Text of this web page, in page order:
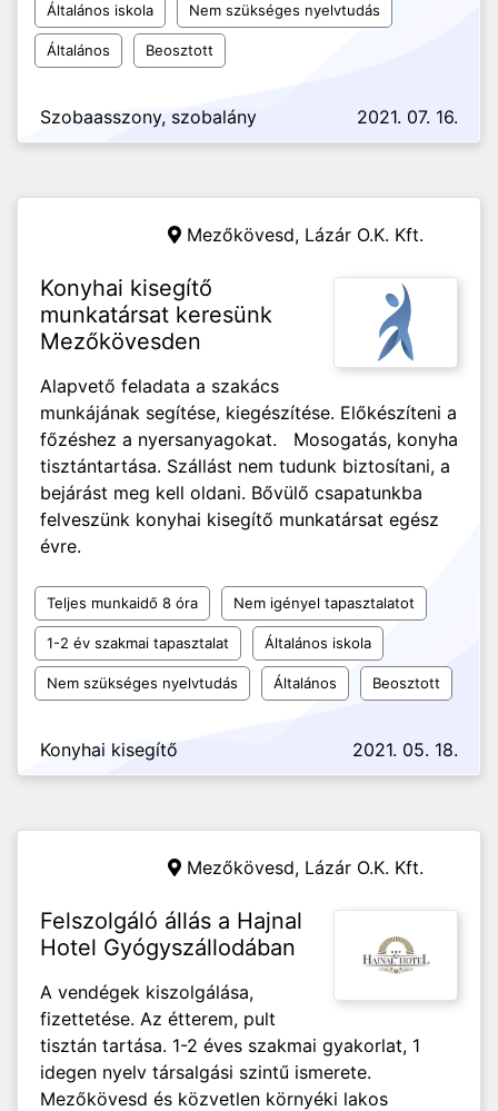
Általános iskola Nem szükséges nyelvtudás
Általános Beosztott
Szobaasszony, szobalány 2021. 07. 16.
Mezőkövesd, Lázár O.K. Kft.
Konyhai kisegítő
munkatársat keresünk
Mezőkövesden
Alapvető feladata a szakács
munkájának segítése, kiegészítése. Előkészíteni a
főzéshez a nyersanyagokat. Mosogatás, konyha
tisztántartása. Szállást nem tudunk biztosítani, a
bejárást meg kell oldani. Bővülő csapatunkba
felveszünk konyhai kisegítő munkatársat egész
évre.
Teljes munkaidő 8 óra Nem igényel tapasztalatot
1-2 év szakmai tapasztalat Általános iskola
Nem szükséges nyelvtudás Általános Beosztott
Konyhai kisegítő 2021. 05. 18.
Mezőkövesd, Lázár O.K. Kft.
Felszolgáló állás a Hajnal
Hotel Gyógyszállodában
A vendégek kiszolgálása,
fizettetése. Az étterem, pult
tisztán tartása. 1-2 éves szakmai gyakorlat, 1
idegen nyelv társalgási szintű ismerete.
Mezőkövesd és közvetlen környéki lakos